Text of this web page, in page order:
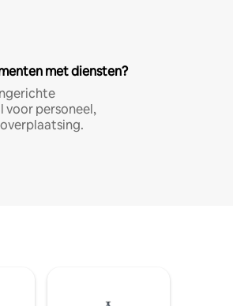
met diensten?
voor personeel,